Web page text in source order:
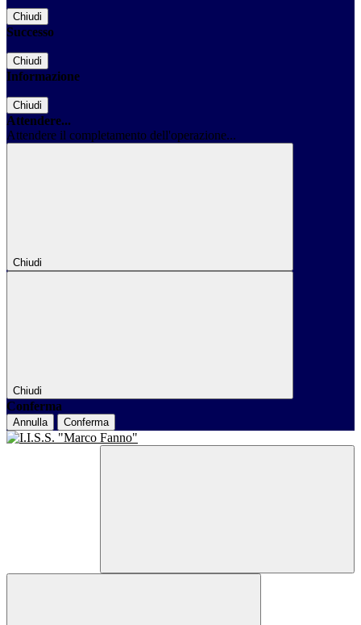
Chiudi
Successo
Chiudi
Informazione
Chiudi
Attendere...
Attendere il completamento dell'operazione...
Chiudi
Chiudi
Conferma
Annulla Conferma